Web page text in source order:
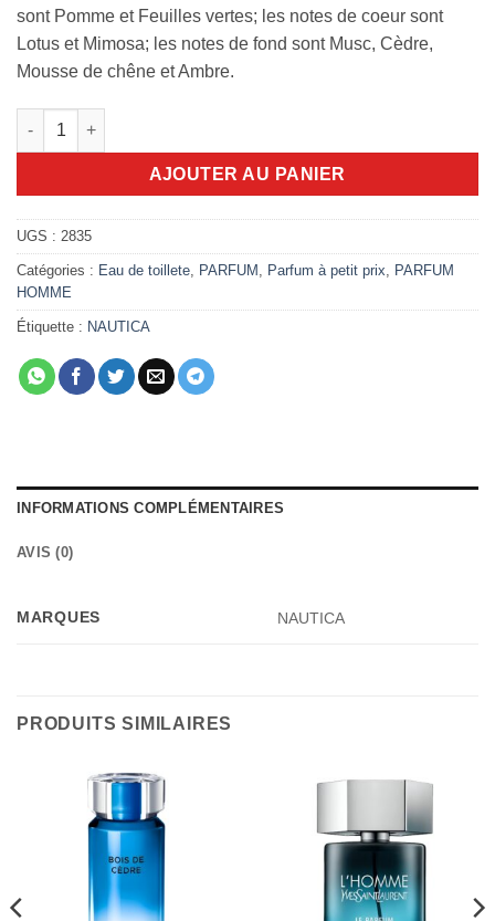
sont Pomme et Feuilles vertes; les notes de coeur sont
Lotus et Mimosa; les notes de fond sont Musc, Cèdre,
Mousse de chêne et Ambre.
quantité de Nautica Voyage 100ml Eau de Toilette
AJOUTER AU PANIER
UGS : 2835
Catégories : Eau de toillete PARFUM Parfum à petit prix
PARFUM
HOMME
Étiquette : NAUTICA
INFORMATIONS COMPLÉMENTAIRES
AVIS (0)
MARQUES NAUTICA
PRODUITS SIMILAIRES